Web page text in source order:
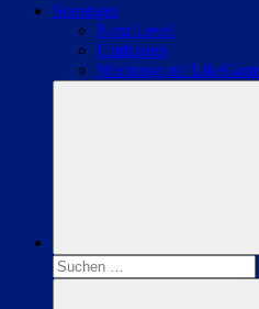
Sonstiges
Next Level
Umfragen
Werbung auf
Suchen
nach: